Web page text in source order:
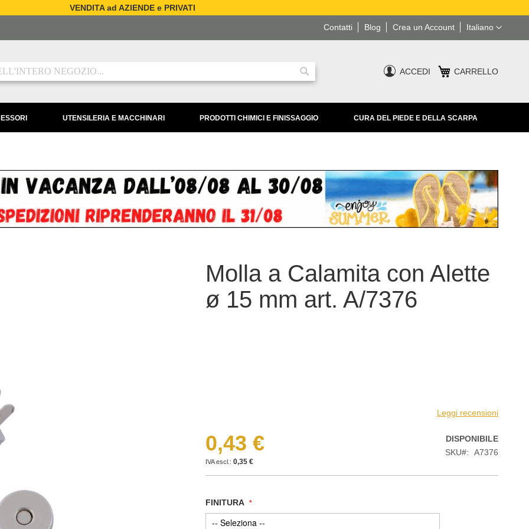
VENDITA ad AZIENDE e PRIVATI
Lingua
Italiano
Blog Crea un Account
Contatti
Ricerca
ACCEDI CARRELLO
UTENSILERIA E MACCHINARI PRODOTTI CHIMICI E FINISSAGGIO CURA DEL PIEDE E DELLA SCARPA
Molla a Calamita con Alette
ø 15 mm art. A/7376
Leggi recensioni
0,43 €
0,35 €
DISPONIBILE
SKU
A7376
FINITURA